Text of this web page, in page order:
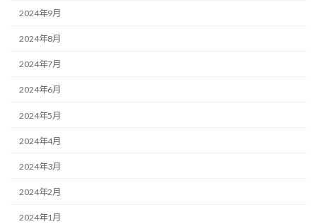
2024年9月
2024年8月
2024年7月
2024年6月
2024年5月
2024年4月
2024年3月
2024年2月
2024年1月